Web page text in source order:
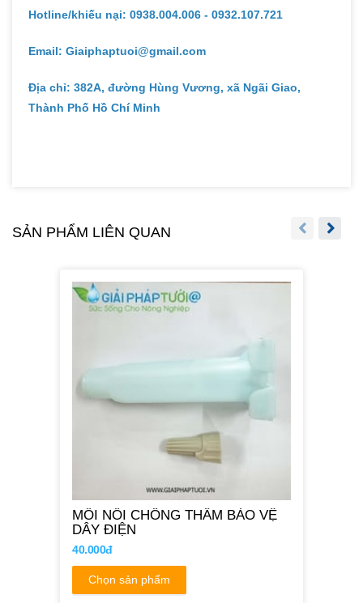
Hotline/khiếu nại: 0938.004.006 - 0932.107.721
Email: Giaiphaptuoi@gmail.com
Địa chỉ: 382A, đường Hùng Vương, xã Ngãi Giao,
Thành Phố Hồ Chí Minh
SẢN PHẨM LIÊN QUAN
MỐI NỐI CHỐNG THẤM BẢO VỆ
DÂY ĐIỆN
40.000đ
Chọn sản phẩm